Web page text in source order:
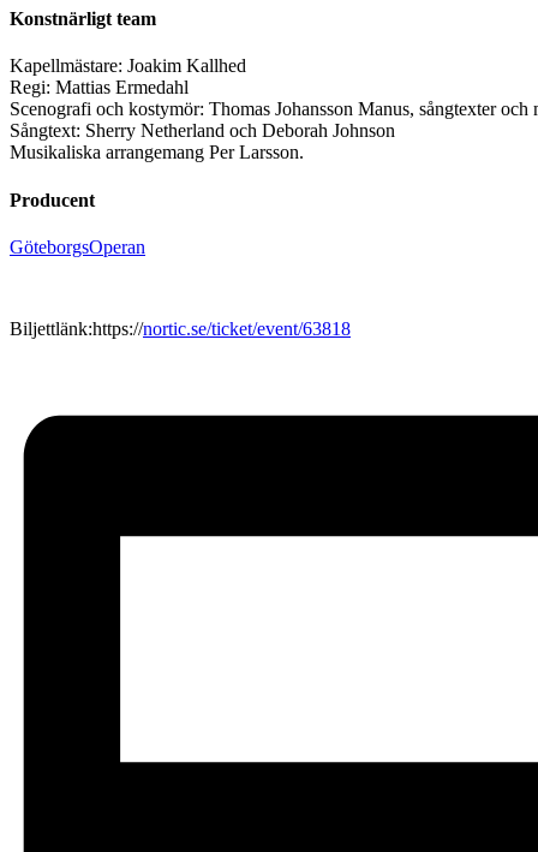
Konstnärligt team
Kapellmästare: Joakim Kallhed
Regi: Mattias Ermedahl
Scenografi och kostymör: Thomas Johansson Manus, sångtexter
Sångtext: Sherry Netherland och Deborah Johnson
Musikaliska arrangemang Per Larsson.
Producent
GöteborgsOperan
Biljettlänk:https://nortic.se/ticket/event/63818